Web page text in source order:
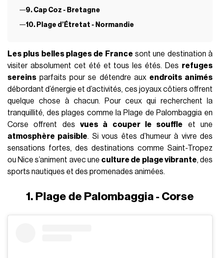
9. Cap Coz - Bretagne
10. Plage d’Étretat - Normandie
Les plus belles plages de France sont une destination à
visiter absolument cet été et tous les étés. Des refuges
sereins parfaits pour se détendre aux endroits animés
débordant d’énergie et d’activités, ces joyaux côtiers offrent
quelque chose à chacun. Pour ceux qui recherchent la
tranquillité, des plages comme la Plage de Palombaggia en
Corse offrent desvues à couper le souffle et une
atmosphère paisible. Si vous êtes d’humeur à vivre des
sensations fortes, des destinations comme Saint-Tropez
ou Nice s’animent avec une culture de plage vibrante, des
sports nautiques et des promenades animées.
1. Plage de Palombaggia - Corse